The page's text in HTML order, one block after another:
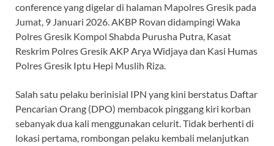
conference yang digelar di halaman Mapolres Gresik pada
Jumat, 9 Januari 2026. AKBP Rovan didampingi Waka
Polres Gresik Kompol Shabda Purusha Putra, Kasat
Reskrim Polres Gresik AKP Arya Widjaya dan Kasi Humas
Polres Gresik Iptu Hepi Muslih Riza.
Salah satu pelaku berinisial IPN yang kini berstatus Daftar
Pencarian Orang (DPO) membacok pinggang kiri korban
sebanyak dua kali menggunakan celurit. Tidak berhenti di
lokasi pertama, rombongan pelaku kembali melanjutkan